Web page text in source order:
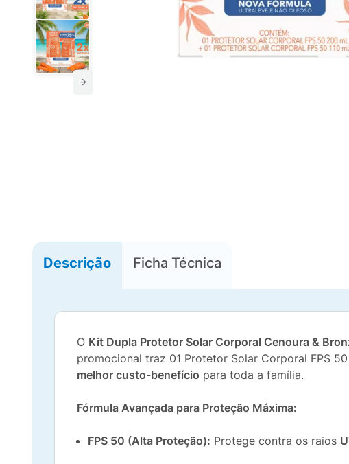
Descrição Ficha Técnica
O Kit Dupla Protetor Solar Corporal Cenoura &
promocional traz 01 Protetor Solar Corporal FPS
melhor custo-benefício para toda a família.
Fórmula Avançada para Proteção Máxima:
FPS 50 (Alta Proteção): Protege contra os raios